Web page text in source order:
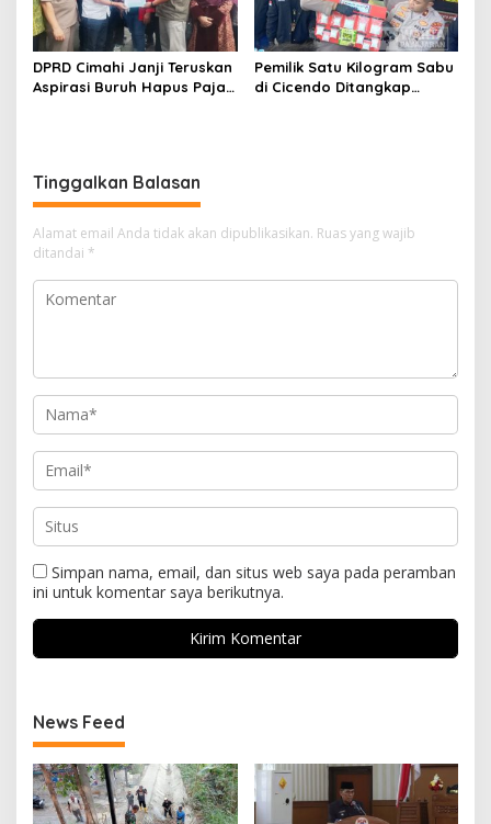
DPRD Cimahi Janji Teruskan
Aspirasi Buruh Hapus Pajak
Pemilik Satu Kilogram Sabu
di Cicendo Ditangkap
Tinggalkan Balasan
Alamat email Anda tidak akan dipublikasikan. Ruas yang wajib
ditandai *
Simpan nama, email, dan situs web saya pada peramban
ini untuk komentar saya berikutnya.
News Feed